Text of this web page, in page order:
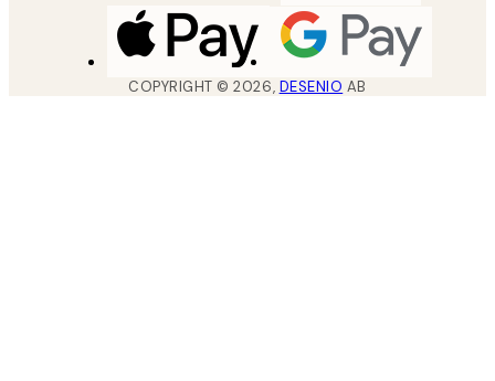
COPYRIGHT ©2026, DESENIO AB